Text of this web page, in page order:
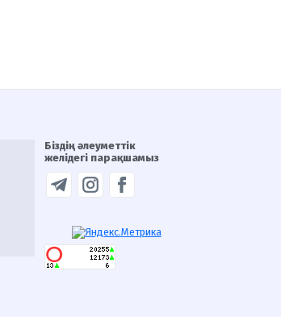
Біздің әлеуметтік
желідегі парақшамыз